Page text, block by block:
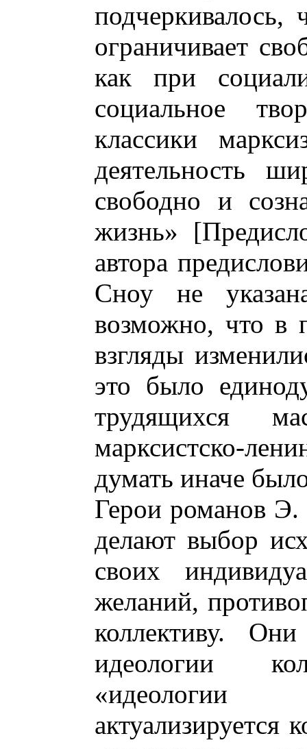
подчеркивалось,
ограничивает
как при
социальное
классики
деятельность
свободно и
жизнь»
автора
Сноу не
возможно, что в
взгляды
это было
трудящихся
марксистско-
думать иначе
Герои романов
делают выбор
своих
желаний,
коллективу.
идеологии
актуализируется